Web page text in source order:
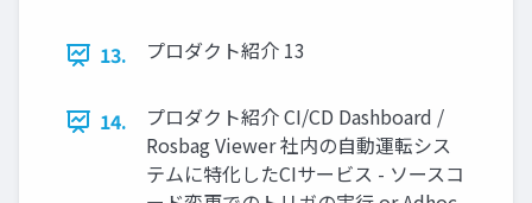
13. プロダクト紹介 13
14.
プロダクト紹介 CI/CD Dashboard /
Rosbag Viewer 社内の自動運転シス
テムに特化したCIサービス - ソースコ